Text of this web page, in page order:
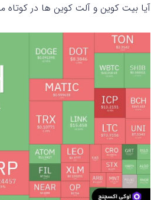
آیا بیت کوین و آلت کوین ها در